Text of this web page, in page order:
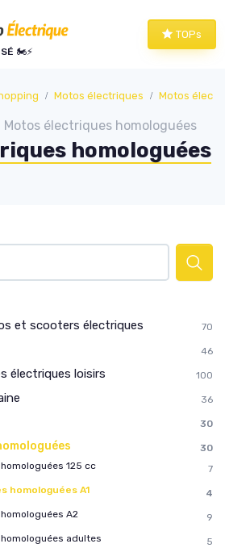
🏍️⚡
TOPs
Motos électriques Motos
électriques homologuées
homologuées
et scooters électriques 70
46
électriques loisirs 100
36
30
30
125 cc
7
homologuées A1
4
A2
9
adultes
5
cookies